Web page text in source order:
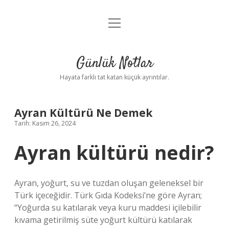
Anasayfa
Yasal Uyarı
menüyü
Günlük Notlar
Hayata farklı tat katan küçük ayrıntılar.
Ayran Kültürü Ne Demek
Tarih: Kasım 26, 2024
Ayran kültürü nedir?
Ayran, yoğurt, su ve tuzdan oluşan geleneksel bir
Türk içeceğidir. Türk Gıda Kodeksi’ne göre Ayran;
“Yoğurda su katılarak veya kuru maddesi içilebilir
kıvama getirilmiş süte yoğurt kültürü katılarak